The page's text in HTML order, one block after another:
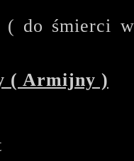
( do śmierci
( Armijny )